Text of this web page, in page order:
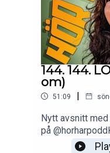
144. 144.
om)
51:09 |
Nytt avsnitt
på